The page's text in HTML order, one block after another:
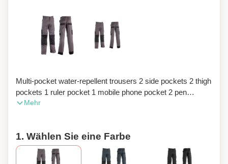
Multi-pocket water-repellent trousers 2 side pockets 2 thigh
pockets 1 ruler pocket 1 mobile phone pocket 2 pen
pockets 2 back pockets Knee pockets Extendable hem EN
surface coating Reinforcement fabric: 100% Oxford
polyester 600D water-repellent surface coating Pro-
Reforce
Mehr
1. Wählen Sie eine Farbe